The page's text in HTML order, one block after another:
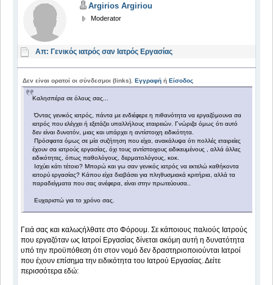
Argirios Argiriou
Moderator
Απ: Γενικός ιατρός σαν Ιατρός Εργασίας
Δεν είναι ορατοί οι σύνδεσμοι (links). Εγγραφή ή Είσοδος
Καλησπέρα σε όλους σας...
Όντας γενικός ιατρός, πάντα με ενδιέφερε η πιθανότητα να εργαζόμουνα σα
ιατρός που ελέγχει ή εξετάζει υπαλλήλους εταιρειών. Γνώριζα όμως ότι αυτό
δεν είναι δυνατόν, μιας και υπάρχει η αντίστοιχη ειδικότητα.
Πρόσφατα όμως σε μία συζήτηση που είχα, ανακάλυψα ότι πολλές εταιρείες
έχουν σα ιατρούς εργασίας, όχι τους αντίστοιχους ειδικευμένους , αλλά άλλες
ειδικότητες, όπως παθολόγους, δερματολόγους, κοκ.
Ισχύει κάτι τέτοιο? Μπορώ και γω σαν γενικός ιατρός να εκτελώ καθήκοντα
ιατορύ εργασίας? Κάπου είχα διαβάσει για πληθυσμιακά κριτήρια, αλλά τα
παραδείγματα που σας ανέφερα, είναι στην πρωτεύουσα..
Ευχαριστώ για το χρόνο σας.
Γειά σας και καλωςήλθατε στο Φόρουμ. Σε κάποιους παλιούς Ιατρούς
που εργαζόταν ως Ιατροί Εργασίας δίνεται ακόμη αυτή η δυνατότητα
υπό την προϋπόθεση ότι στον νομό δεν δραστηριοποιούνται Ιατροί
που έχουν επίσημα την ειδικότητα του Ιατρού Εργασίας. Δείτε
περισσότερα εδώ: